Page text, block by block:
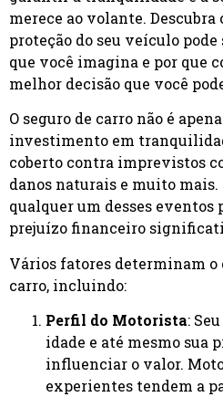
merece ao volante.
proteção do seu veículo
que você imagina e por que
melhor decisão que você
O seguro de carro não é
investimento em
coberto contra imprevistos
danos naturais e muito mais.
qualquer um desses eventos
prejuízo financeiro
Vários fatores determinam o
carro, incluindo:
Perfil do Motorista:
idade e até mesmo sua
influenciar o valor.
experientes tendem a